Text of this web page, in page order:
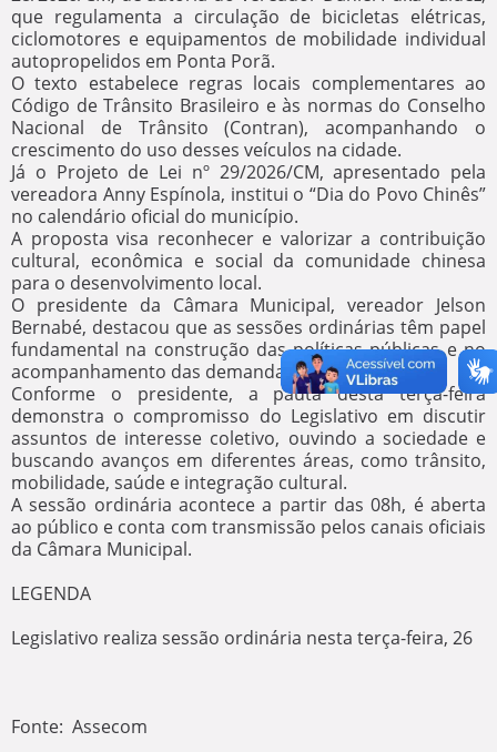
que regulamenta a circulação de bicicletas elétricas,
ciclomotores e equipamentos de mobilidade individual
autopropelidos em Ponta Porã.
O texto estabelece regras locais complementares ao
Código de Trânsito Brasileiro e às normas do Conselho
Nacional de Trânsito (Contran), acompanhando o
crescimento do uso desses veículos na cidade.
Já o Projeto de Lei nº 29/2026/CM, apresentado pela
vereadora Anny Espínola, institui o “Dia do Povo Chinês”
no calendário oficial do município.
A proposta visa reconhecer e valorizar a contribuição
cultural, econômica e social da comunidade chinesa
para o desenvolvimento local.
O presidente da Câmara Municipal, vereador Jelson
Bernabé, destacou que as sessões ordinárias têm papel
fundamental na construção das políticas públicas e no
acompanhamento das demandas da população.
Conforme o presidente, a pauta desta terça-feira
demonstra o compromisso do Legislativo em discutir
assuntos de interesse coletivo, ouvindo a sociedade e
buscando avanços em diferentes áreas, como trânsito,
mobilidade, saúde e integração cultural.
A sessão ordinária acontece a partir das 08h, é aberta
ao público e conta com transmissão pelos canais oficiais
da Câmara Municipal.
LEGENDA
Legislativo realiza sessão ordinária nesta terça-feira, 26
Fonte: Assecom